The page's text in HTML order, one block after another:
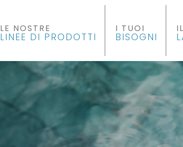
LE NOSTRE
LINEE DI PRODOTTI
I TUOI
BISOGNI
IL